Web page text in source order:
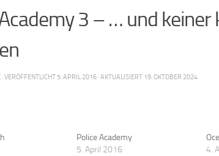
3 – … und keiner
· VERÖFFENTLICHT 5. APRIL 2016 · AKTUALISIERT 19. OKTOBER 2024
Police Academy
5. April 2016
4.